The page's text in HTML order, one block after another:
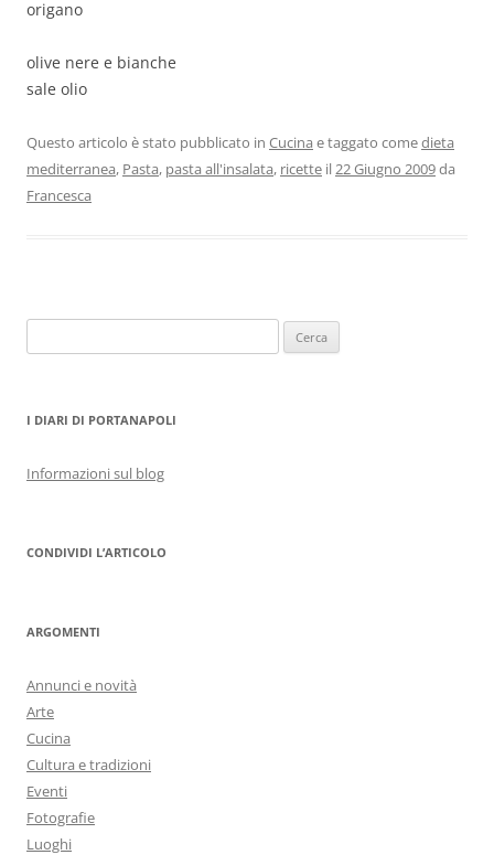
origano
olive nere e bianche
sale olio
Questo articolo è stato pubblicato in Cucina e taggato comedieta
mediterranea, Pasta, pasta all'insalata, ricette il22 Giugno 2009da
Francesca
per:
I DIARI DI PORTANAPOLI
Informazioni sul blog
CONDIVIDI L’ARTICOLO
ARGOMENTI
Annunci e novità
Arte
Cucina
Cultura e tradizioni
Eventi
Fotografie
Luoghi